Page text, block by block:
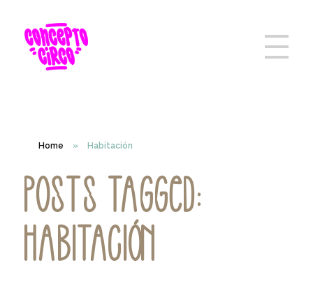
Home » Habitación
Posts tagged:
Habitación